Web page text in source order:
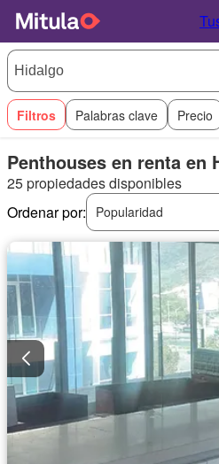
Filtros Palabras clave Precio
Penthouses en renta en
25 propiedades disponibles
Ordenar por:
Popularidad